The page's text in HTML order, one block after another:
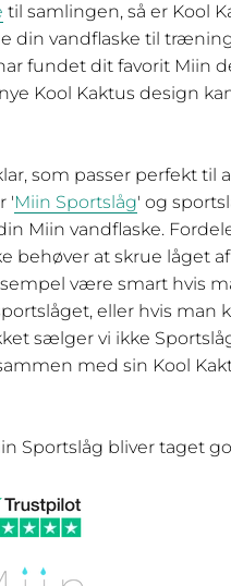
til samlingen, så er Kool
din vandflaske til
fundet dit favorit Miin
Kool Kaktus design
som passer perfekt til
'Miin Sportslåg' og
Miin vandflaske.
behøver at skrue låget
være smart hvis
eller hvis man
sælger vi ikke
med sin Kool
Sportslåg bliver taget